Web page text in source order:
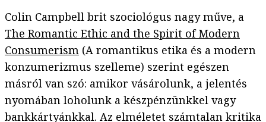
Colin Campbell brit szociológus nagy műve, a
The Romantic Ethic and the Spirit of Modern
Consumerism (A romantikus etika és a modern
konzumerizmus szelleme) szerint egészen
másról van szó: amikor vásárolunk, a jelentés
nyomában loholunk a készpénzünkkel vagy
bankkártyánkkal. Az elméletet számtalan kritika